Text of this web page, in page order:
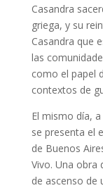
Casandra
griega, y su
Casandra que
las
como el papel
contextos de
El mismo día,
se presenta el
de Buenos
Vivo. Una obra
de ascenso de